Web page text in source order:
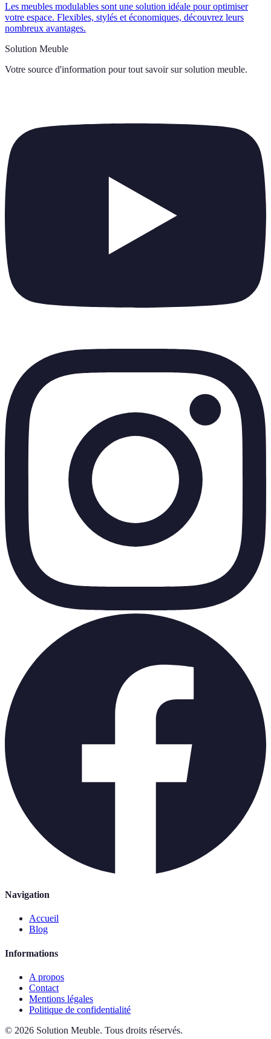
Les meubles modulables sont une solution idéale pour optimiser
votre espace. Flexibles, stylés et économiques, découvrez leurs
nombreux avantages.
Solution Meuble
Votre source d'information pour tout savoir sur solution meuble.
Navigation
Accueil
Blog
Informations
A propos
Contact
Mentions légales
Politique de confidentialité
© 2026 Solution Meuble. Tous droits réservés.